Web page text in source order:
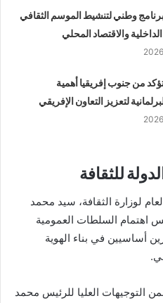
برنامج وطني لتنشيط الموسم الثقافي
والاقتصاد المحلي
من جنوب إفريقيا أهمية
لتعزيز التعاون الإفريقي
للثقافة
لوزارة الثقافة، سيد محمد
اهتمام السلطات العمومية
أساسيين في بناء الهوية
التوجيهات العليا للرئيس محمد